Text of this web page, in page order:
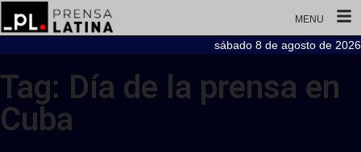
MENU
sábado 8 de agosto de 2026
Tag: Día de la prensa en
Cuba